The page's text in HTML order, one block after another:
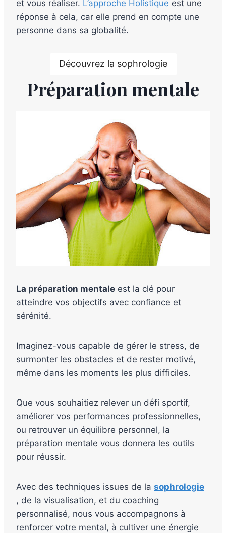
et vous réaliser. L’approche Holistique est une
réponse à cela, car elle prend en compte une
personne dans sa globalité.
Découvrez la sophrologie
Préparation mentale
La préparation mentale est la clé pour
atteindre vos objectifs avec confiance et
sérénité.
Imaginez-vous capable de gérer le stress, de
surmonter les obstacles et de rester motivé,
même dans les moments les plus difficiles.
Que vous souhaitiez relever un défi sportif,
améliorer vos performances professionnelles,
ou retrouver un équilibre personnel, la
préparation mentale vous donnera les outils
pour réussir.
Avec des techniques issues de la sophrologie
, de la visualisation, et du coaching
personnalisé, nous vous accompagnons à
renforcer votre mental, à cultiver une énergie